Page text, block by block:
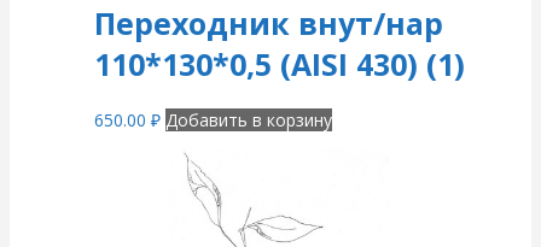
Переходник внут/нар
110*130*0,5 (AISI 430) (1)
650.00 ₽ Добавить в корзину